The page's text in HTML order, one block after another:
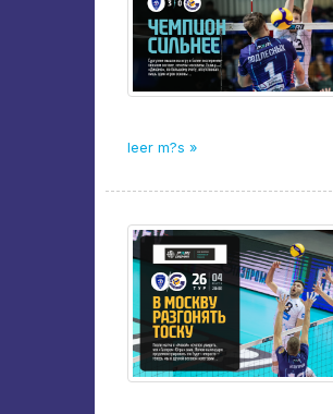
leer m?s »